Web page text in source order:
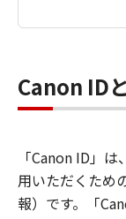
Canon ID
「Canon ID」
用いただくため
報）です。「